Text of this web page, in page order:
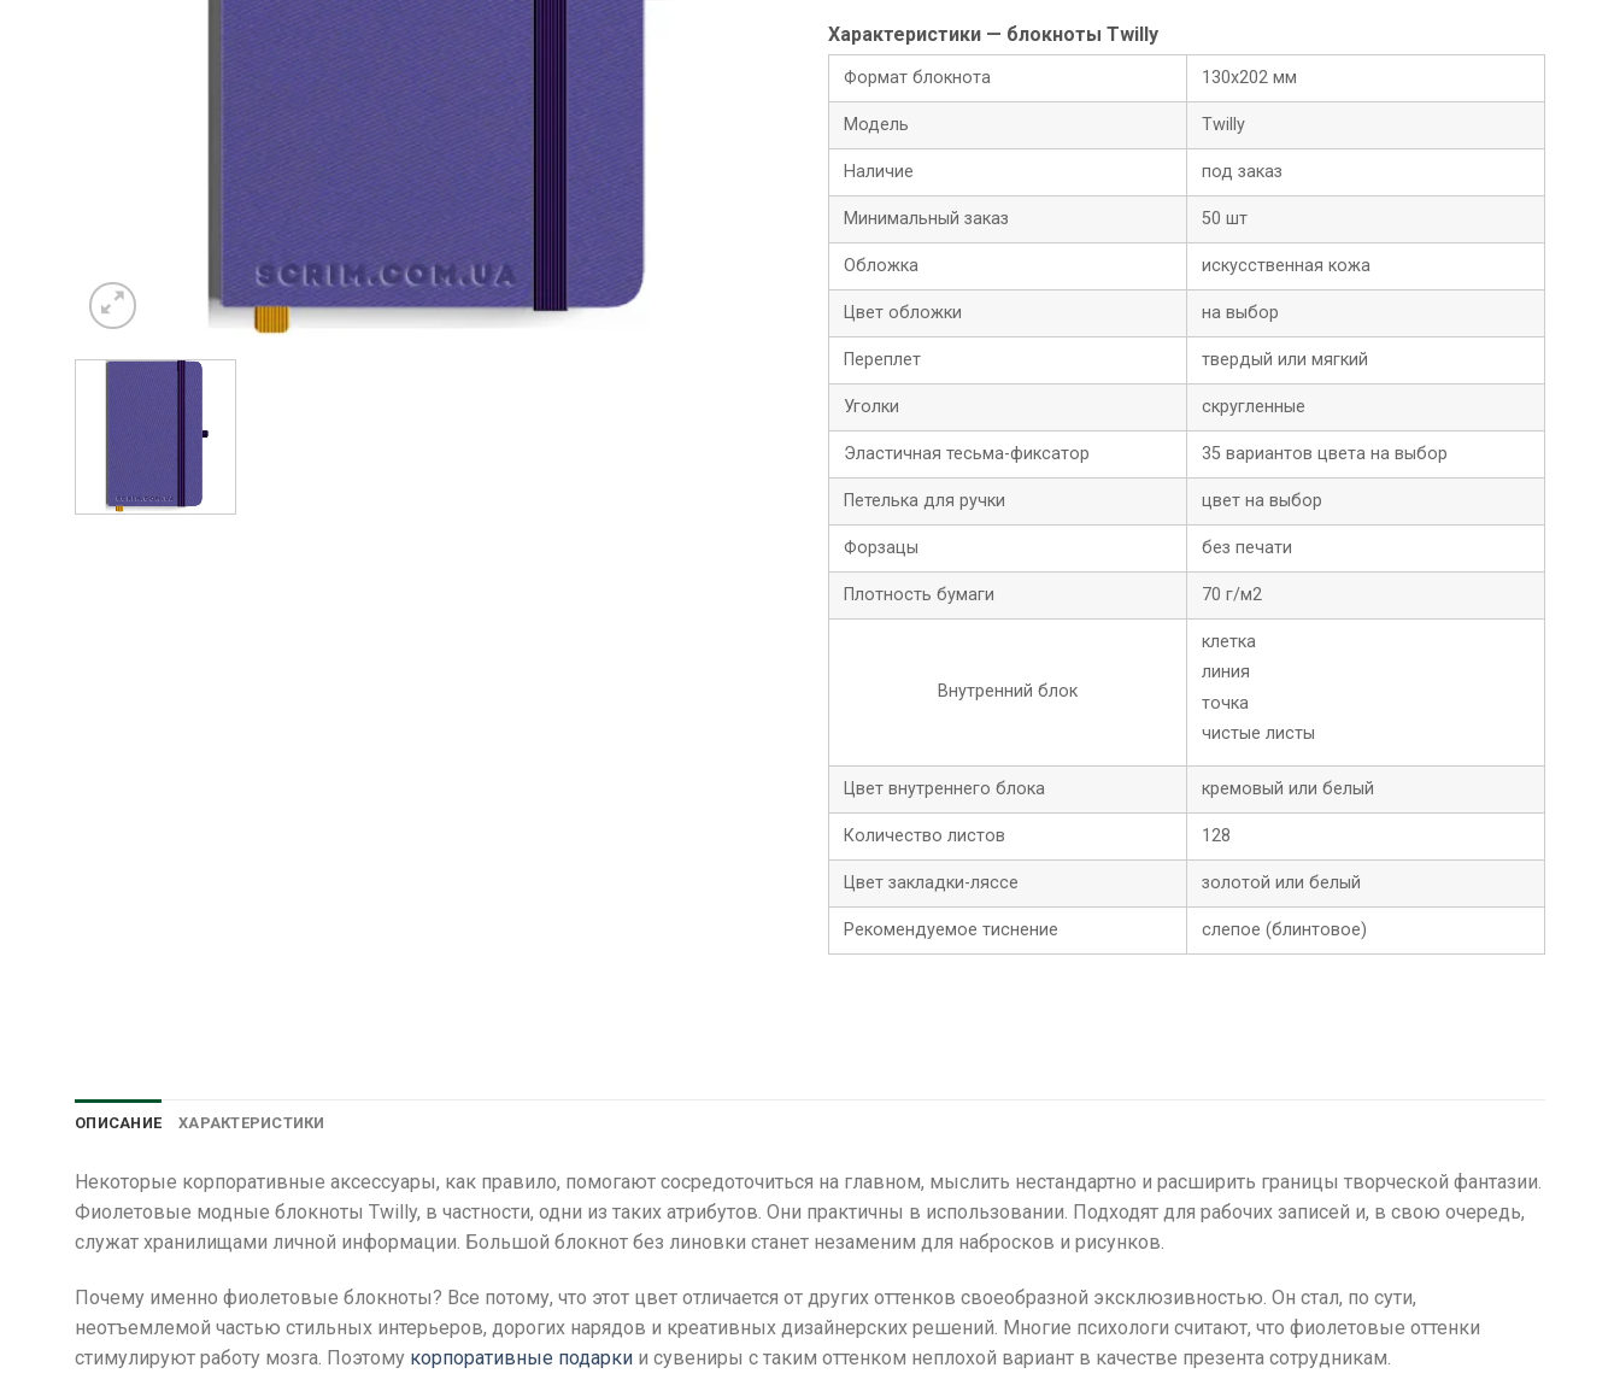
Характеристики — блокноты Twilly
Формат блокнота 130х202 мм
Модель Twilly
Наличие под заказ
Минимальный заказ 50 шт
Обложка искусственная кожа
Цвет обложки на выбор
Переплет твердый или мягкий
Уголки скругленные
Эластичная тесьма-фиксатор 35 вариантов цвета на выбор
Петелька для ручки цвет на выбор
Форзацы без печати
Плотность бумаги 70 г/м2
Внутренний блок
клетка
линия
точка
чистые листы
Цвет внутреннего блока кремовый или белый
Количество листов 128
Цвет закладки-ляссе золотой или белый
Рекомендуемое тиснение слепое (блинтовое)
ОПИСАНИЕ ХАРАКТЕРИСТИКИ
Некоторые корпоративные аксессуары, как правило, помогают сосредоточиться на главном, мыслить нестандартно и расширить границы творческой фантазии.
Фиолетовые модные блокноты Twilly, в частности, одни из таких атрибутов. Они практичны в использовании. Подходят для рабочих записей и, в свою очередь,
служат хранилищами личной информации. Большой блокнот без линовки станет незаменим для набросков и рисунков.
Почему именно фиолетовые блокноты? Все потому, что этот цвет отличается от других оттенков своеобразной эксклюзивностью. Он стал, по сути,
неотъемлемой частью стильных интерьеров, дорогих нарядов и креативных дизайнерских решений. Многие психологи считают, что фиолетовые оттенки
стимулируют работу мозга. Поэтому корпоративные подарки и сувениры с таким оттенком неплохой вариант в качестве презента сотрудникам.